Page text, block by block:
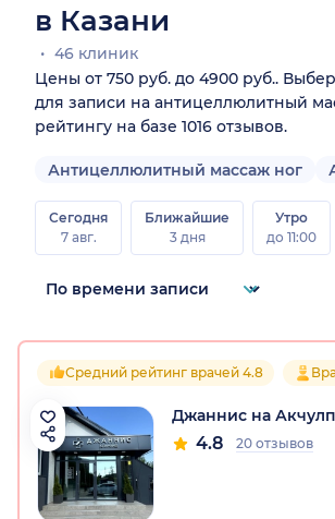
в Казани
46 клиник
Цены от 750 руб. до 4900 руб..
для записи на антицеллюлитный
рейтингу на базе 1016 отзывов.
Антицеллюлитный массаж ног
Сегодня
7 авг.
Ближайшие
3 дня
Утро
до 11:00
Средний рейтинг врачей 4.8
Джаннис на
4.8 20 отзывов